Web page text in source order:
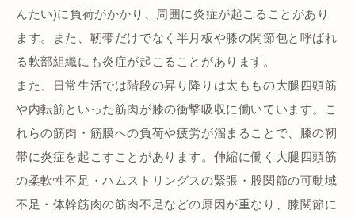
んたい)に負荷がかかり、周囲に炎症が起こることがあり
ます。また、靭帯だけでなく半月板や膝の関節包と呼ばれ
る軟部組織にも炎症が起こることがあります。
また、日常生活では階段の昇り降りは太ももの大腿四頭筋
や内転筋といった筋肉が膝の衝撃吸収に働いています。こ
れらの筋肉・筋膜への負荷や疲労が溜まることで、膝の靭
帯に炎症を起こすことがあります。伸縮に働く大腿四頭筋
の柔軟性不足・ハムストリングスの緊張・股関節の可動域
不足・体幹筋肉の筋肉不足などの原因が重なり、膝関節に